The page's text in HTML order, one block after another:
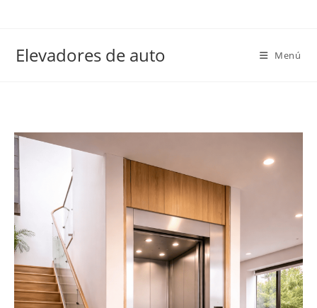
Elevadores de auto Menú